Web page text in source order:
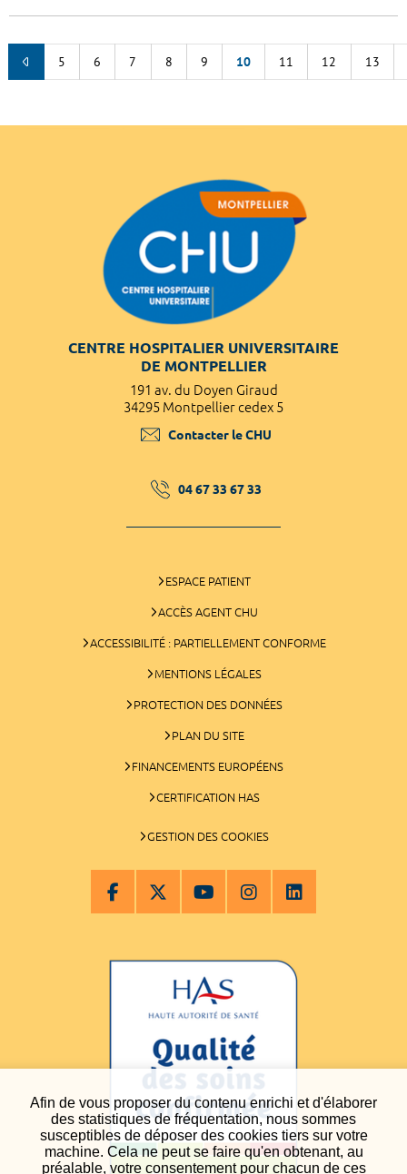
Afin de vous proposer du contenu enrichi et d'élaborer
des statistiques de fréquentation, nous sommes
susceptibles de déposer des cookies tiers sur votre
machine. Cela ne peut se faire qu'en obtenant, au
préalable, votre consentement pour chacun de ces
5 6 7 8 9 10 11 12 13
CENTRE HOSPITALIER UNIVERSITAIRE
DE MONTPELLIER
191 av. du Doyen Giraud
34295 Montpellier cedex 5
Contacter le CHU
04 67 33 67 33
ESPACE PATIENT
ACCÈS AGENT CHU
ACCESSIBILITÉ : PARTIELLEMENT CONFORME
MENTIONS LÉGALES
PROTECTION DES DONNÉES
PLAN DU SITE
FINANCEMENTS EUROPÉENS
CERTIFICATION HAS
GESTION DES COOKIES